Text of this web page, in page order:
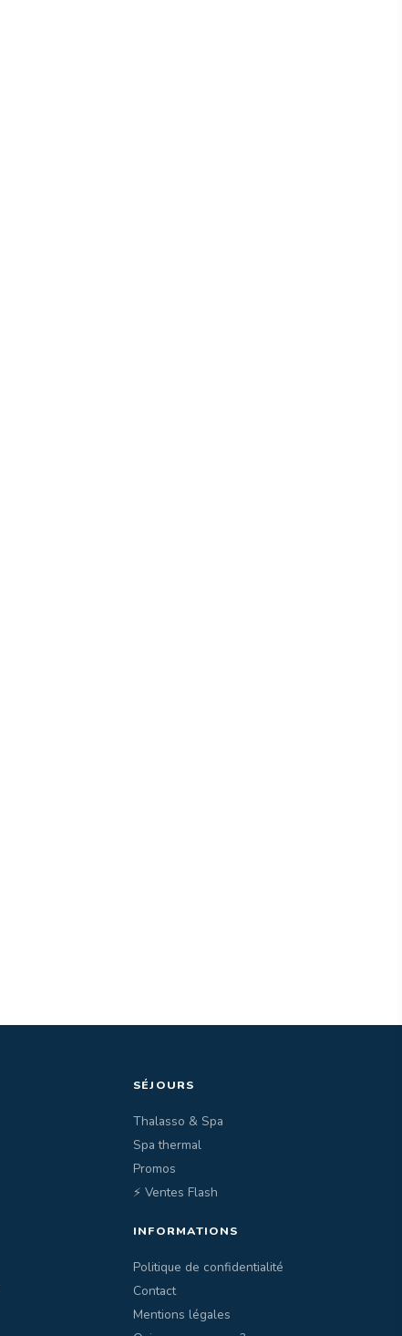
SÉJOURS
Thalasso & Spa
Spa thermal
Promos
⚡ Ventes Flash
INFORMATIONS
Politique de confidentialité
Contact
Mentions légales